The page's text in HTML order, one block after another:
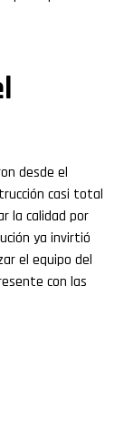
desde el
casi total
la calidad por
ya invirtió
el equipo del
con las